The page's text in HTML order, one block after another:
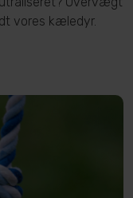
vores kæledyr.